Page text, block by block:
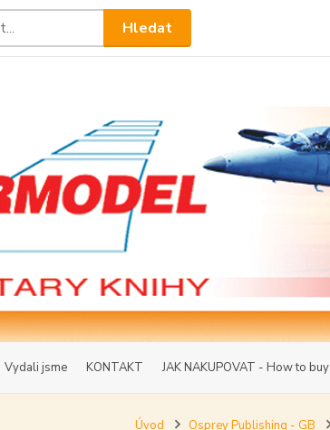
Vydali jsme KONTAKT JAK NAKUPOVAT - How to buy
Hledat
Úvod Osprey Publishing - GB